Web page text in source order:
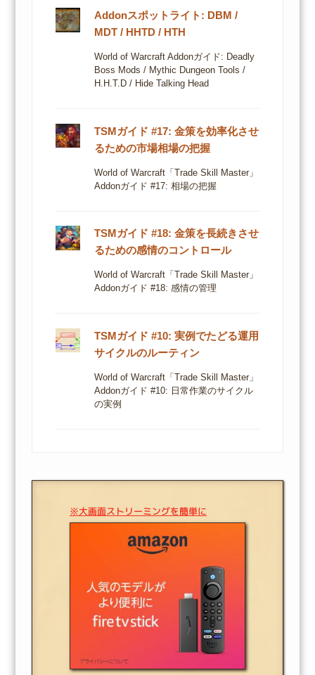
Addonスポットライト: DBM /
MDT / HHTD / HTH
World of Warcraft Addonガイド: Deadly
Boss Mods / Mythic Dungeon Tools /
H.H.T.D / Hide Talking Head
TSMガイド #17: 金策を効率化させ
るための市場相場の把握
World of Warcraft「Trade Skill Master」
Addonガイド #17: 相場の把握
TSMガイド #18: 金策を長続きさせ
るための感情のコントロール
World of Warcraft「Trade Skill Master」
Addonガイド #18: 感情の管理
TSMガイド #10: 実例でたどる運用
サイクルのルーティン
World of Warcraft「Trade Skill Master」
Addonガイド #10: 日常作業のサイクル
の実例
※大画面ストリーミングを簡単に